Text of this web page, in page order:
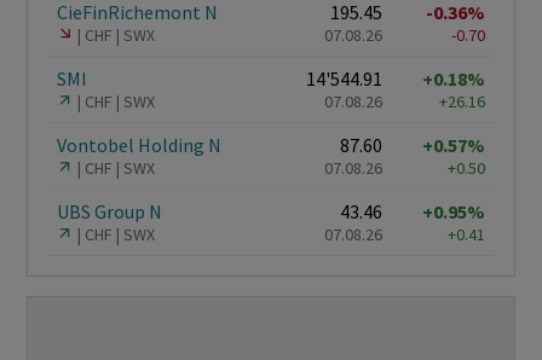
CieFinRichemont N
CHF SWX
195.45
07.08.26
-0.36%
-0.70
SMI
CHF SWX
14'544.91
07.08.26
+0.18%
+26.16
Vontobel Holding N
CHF SWX
87.60
07.08.26
+0.57%
+0.50
UBS Group N
CHF SWX
43.46
07.08.26
+0.95%
+0.41